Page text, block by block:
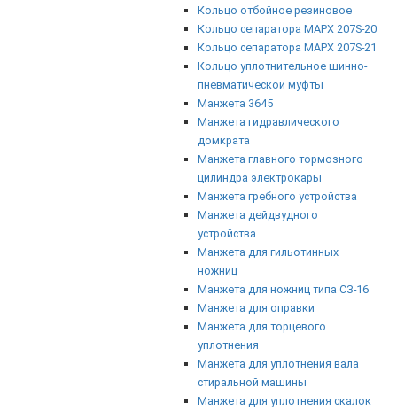
Кольцо отбойное резиновое
Кольцо сепаратора МАРХ 207S-20
Кольцо сепаратора МАРХ 207S-21
Кольцо уплотнительное шинно-
пневматической муфты
Манжета 3645
Манжета гидравлического
домкрата
Манжета главного тормозного
цилиндра электрокары
Манжета гребного устройства
Манжета дейдвудного
устройства
Манжета для гильотинных
ножниц
Манжета для ножниц типа СЗ-16
Манжета для оправки
Манжета для торцевого
уплотнения
Манжета для уплотнения вала
стиральной машины
Манжета для уплотнения скалок